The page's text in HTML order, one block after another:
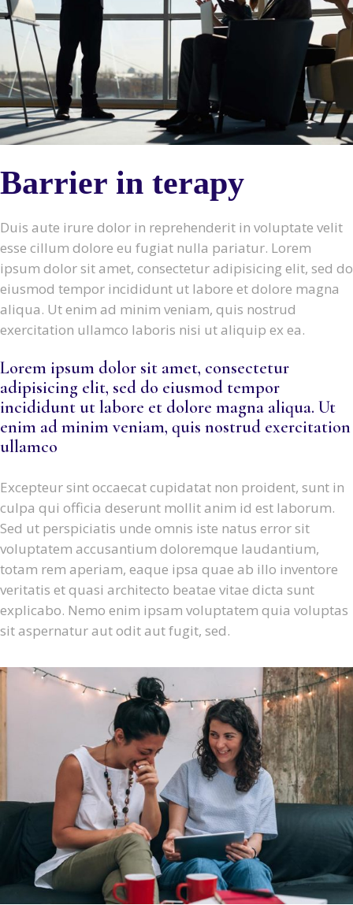
Barrier in terapy
Duis aute irure dolor in reprehenderit in voluptate velit
esse cillum dolore eu fugiat nulla pariatur. Lorem
ipsum dolor sit amet, consectetur adipisicing elit, sed do
eiusmod tempor incididunt ut labore et dolore magna
aliqua. Ut enim ad minim veniam, quis nostrud
exercitation ullamco laboris nisi ut aliquip ex ea.
Lorem ipsum dolor sit amet, consectetur
adipisicing elit, sed do eiusmod tempor
incididunt ut labore et dolore magna aliqua. Ut
enim ad minim veniam, quis nostrud exercitation
ullamco
Excepteur sint occaecat cupidatat non proident, sunt in
culpa qui officia deserunt mollit anim id est laborum.
Sed ut perspiciatis unde omnis iste natus error sit
voluptatem accusantium doloremque laudantium,
totam rem aperiam, eaque ipsa quae ab illo inventore
veritatis et quasi architecto beatae vitae dicta sunt
explicabo. Nemo enim ipsam voluptatem quia voluptas
sit aspernatur aut odit aut fugit, sed.